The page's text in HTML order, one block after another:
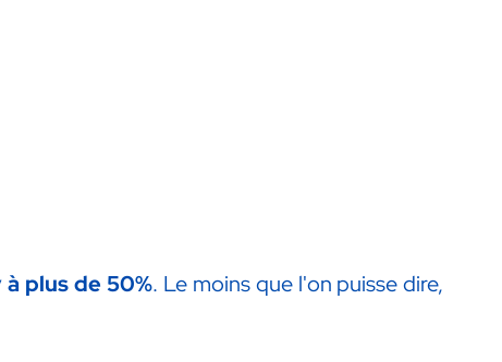
plus de 50%. Le moins que l'on puisse dire,